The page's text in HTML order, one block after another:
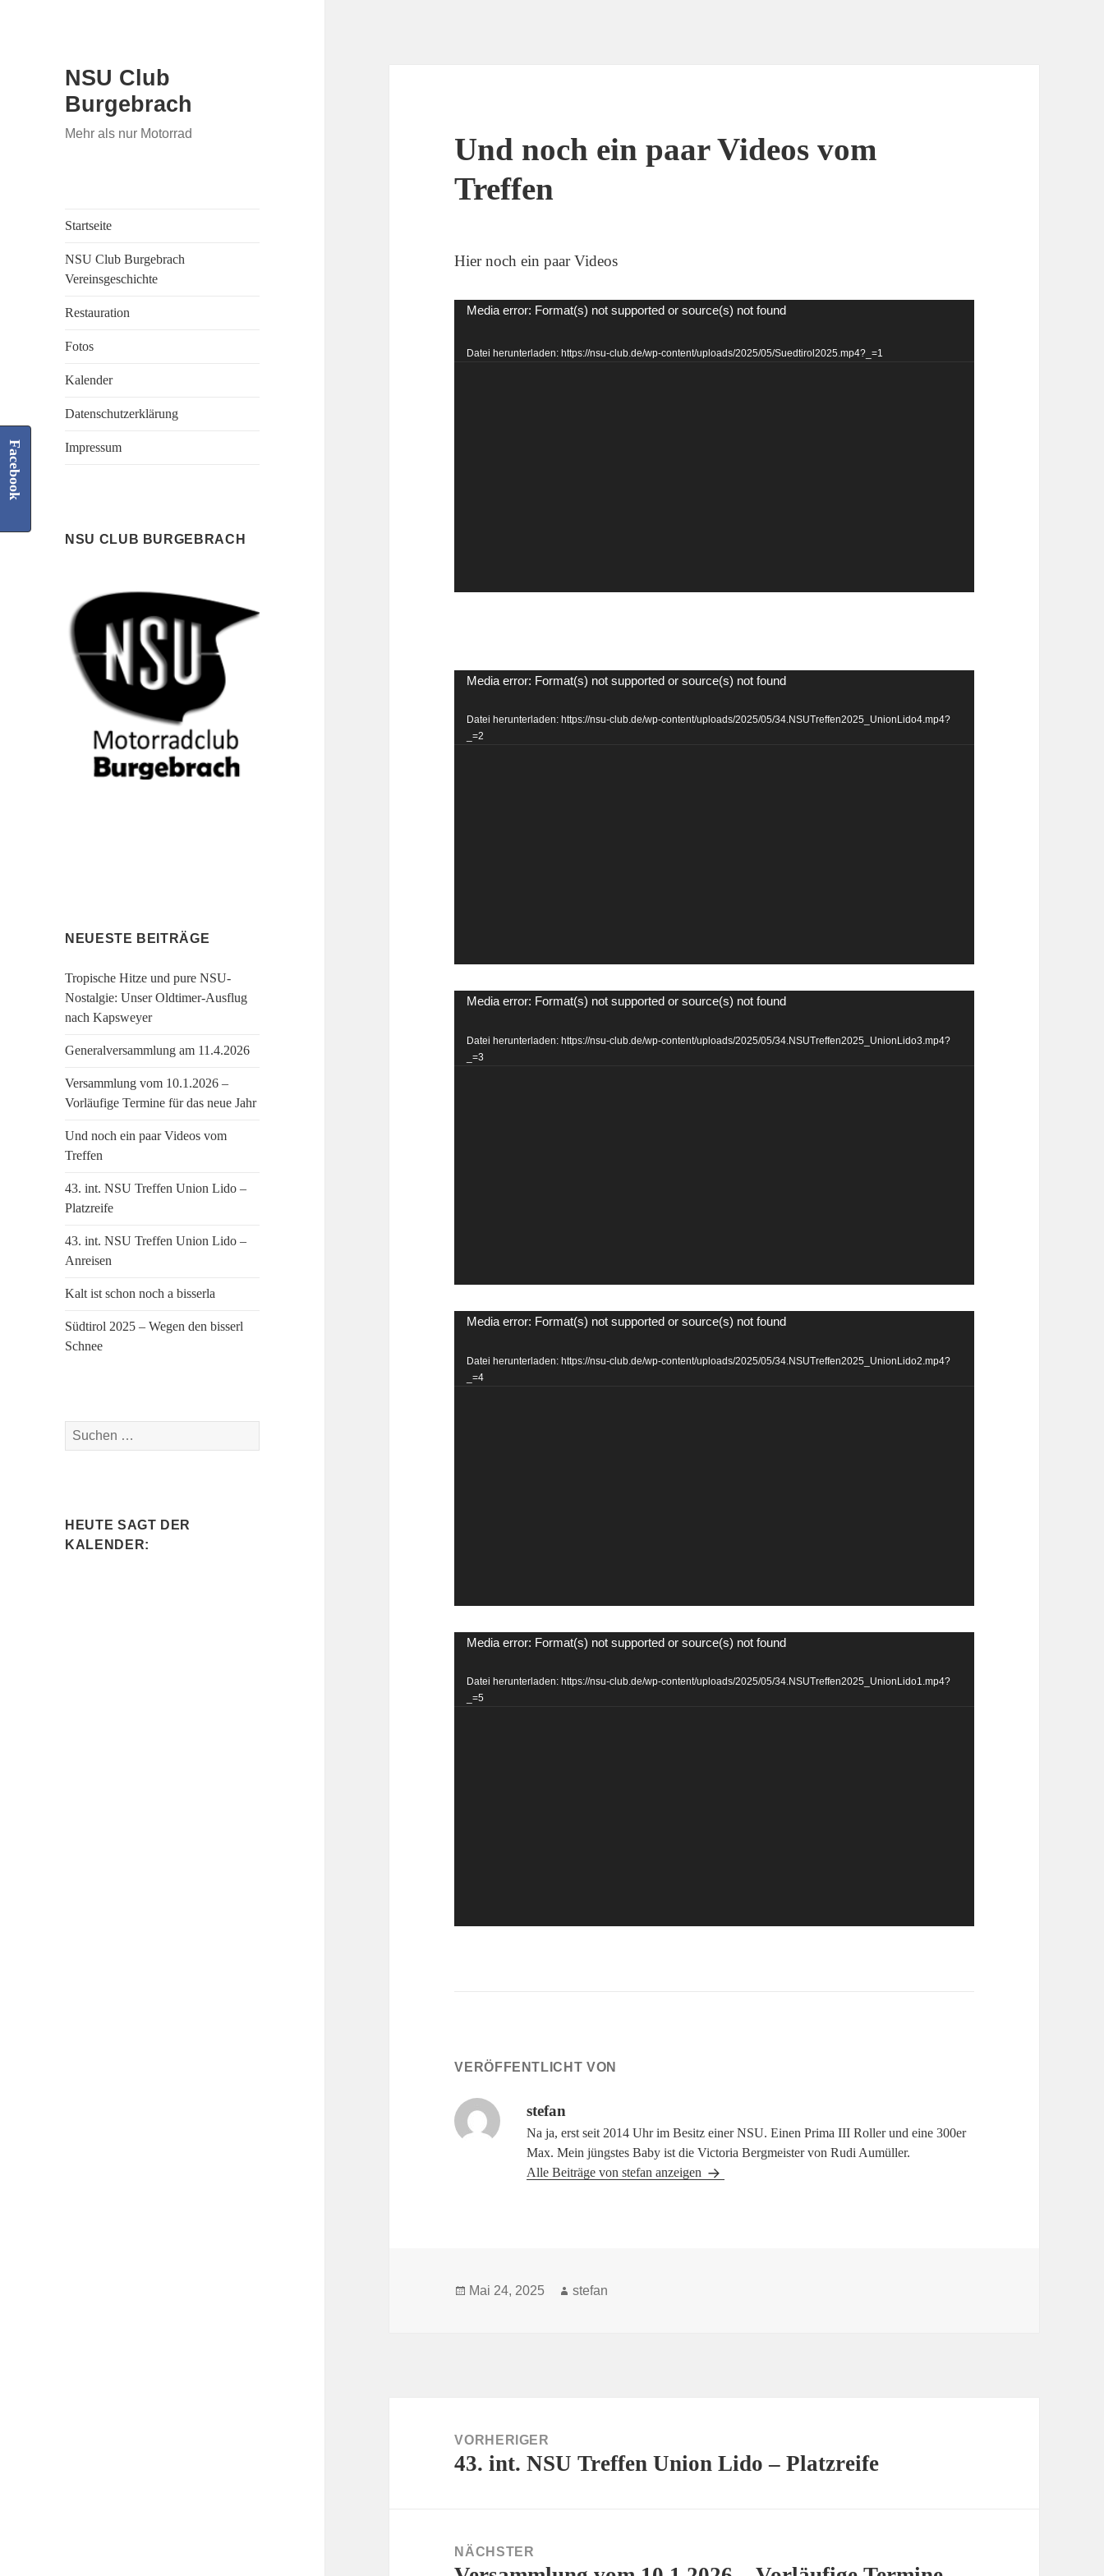
NSU Club
Burgebrach
Mehr als nur Motorrad
Startseite
NSU Club Burgebrach
Vereinsgeschichte
Restauration
Fotos
Kalender
Datenschutzerklärung
Impressum
NSU CLUB BURGEBRACH
NEUESTE BEITRÄGE
Tropische Hitze und pure NSU-
Nostalgie: Unser Oldtimer-Ausflug
nach Kapsweyer
Generalversammlung am 11.4.2026
Versammlung vom 10.1.2026 –
Vorläufige Termine für das neue Jahr
Und noch ein paar Videos vom
Treffen
43. int. NSU Treffen Union Lido –
Platzreife
43. int. NSU Treffen Union Lido –
Anreisen
Kalt ist schon noch a bisserla
Südtirol 2025 – Wegen den bisserl
Schnee
Suchen
nach:
HEUTE SAGT DER
KALENDER:
Und noch ein paar Videos vom
Treffen
Hier noch ein paar Videos
Video-
Media error: Format(s) not supported or source(s) not found
Datei herunterladen: https://nsu-club.de/wp-content/uploads/2025/05/Suedtirol2025.mp4?_=1
Video-
Media error: Format(s) not supported or source(s) not found
Datei herunterladen: https://nsu-club.de/wp-content/uploads/2025/05/34.NSUTreffen2025_UnionLido4.mp4?
_=2
Video-
Media error: Format(s) not supported or source(s) not found
Datei herunterladen: https://nsu-club.de/wp-content/uploads/2025/05/34.NSUTreffen2025_UnionLido3.mp4?
_=3
Video-
Media error: Format(s) not supported or source(s) not found
Datei herunterladen: https://nsu-club.de/wp-content/uploads/2025/05/34.NSUTreffen2025_UnionLido2.mp4?
_=4
Video-
Media error: Format(s) not supported or source(s) not found
Datei herunterladen: https://nsu-club.de/wp-content/uploads/2025/05/34.NSUTreffen2025_UnionLido1.mp4?
_=5
VERÖFFENTLICHT VON
stefan
Na ja, erst seit 2014 Uhr im Besitz einer NSU. Einen Prima III Roller und eine 300er
Max. Mein jüngstes Baby ist die Victoria Bergmeister von Rudi Aumüller.
Alle Beiträge von stefan anzeigen
Veröffentlicht
Mai 24, 2025 Autor
stefan
VORHERIGER
Vorheriger
43. int. NSU Treffen Union Lido – Platzreife
NÄCHSTER
Facebook